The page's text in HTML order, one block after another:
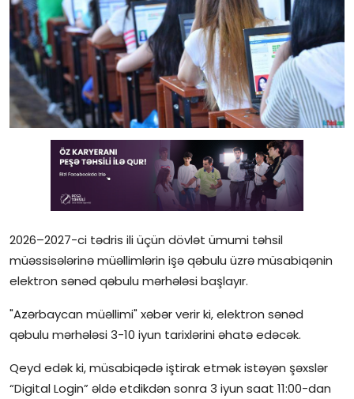
Rəsmi
Təhsil
Müsahibə
Elm və innovasiya
Pedaqogika
Qəzetin PDF arxivi
İctimai şura
2026–2027-ci tədris ili üçün dövlət ümumi təhsil
müəssisələrinə müəllimlərin işə qəbulu üzrə müsabiqənin
elektron sənəd qəbulu mərhələsi başlayır.
"Azərbaycan müəllimi" xəbər verir ki, elektron sənəd
qəbulu mərhələsi 3-10 iyun tarixlərini əhatə edəcək.
Qeyd edək ki, müsabiqədə iştirak etmək istəyən şəxslər
“Digital Login” əldə etdikdən sonra 3 iyun saat 11:00-dan